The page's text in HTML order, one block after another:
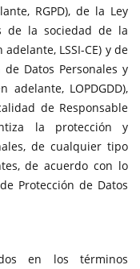
RGPD), de la Ley
de la sociedad de la
LSSI-CE) y de
Datos Personales y
LOPDGDD),
de Responsable
la protección y
de cualquier tipo
de acuerdo con lo
Protección de Datos
en los términos